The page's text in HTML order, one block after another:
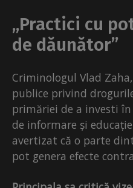
„Practici cu
de dăunător”
Criminologul Vlad
publice privind
primăriei de a investi
de informare și
avertizat că o parte
pot genera efecte